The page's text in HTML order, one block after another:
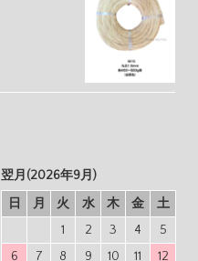
翌月(2026年9月)
日
月 火 水 木 金
土
1
2 3 4
5
6
7 8 9 10 11 12